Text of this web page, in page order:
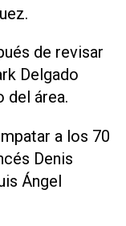
de revisar
Delgado
del área.
a los 70
Denis
Ángel